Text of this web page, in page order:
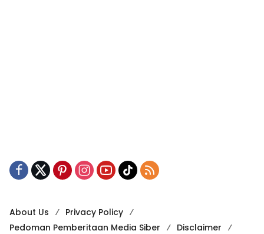
About Us
Privacy Policy
Pedoman Pemberitaan Media Siber
Disclaimer